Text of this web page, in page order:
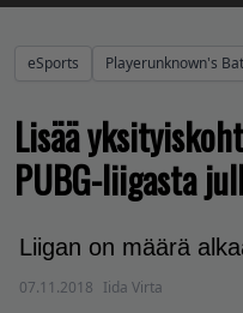
eSports Playerunknown's
Lisää
PUBG-liigasta
Liigan on määrä
07.11.2018 Iida Virta